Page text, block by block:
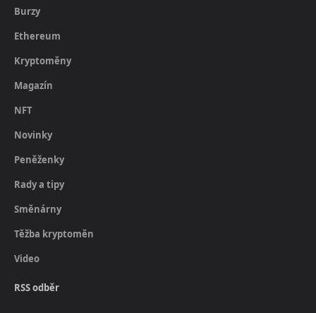
Burzy
Ethereum
Kryptoměny
Magazín
NFT
Novinky
Peněženky
Rady a tipy
Směnárny
Těžba kryptoměn
Video
RSS odběr